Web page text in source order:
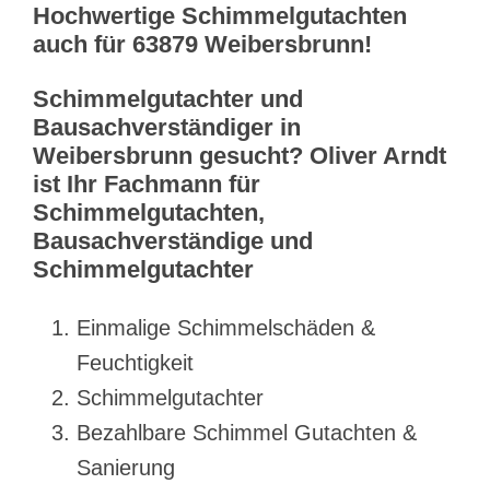
Hochwertige Schimmelgutachten
auch für 63879 Weibersbrunn!
Schimmelgutachter und
Bausachverständiger in
Weibersbrunn gesucht? Oliver Arndt
ist Ihr Fachmann für
Schimmelgutachten,
Bausachverständige und
Schimmelgutachter
Einmalige Schimmelschäden &
Feuchtigkeit
Schimmelgutachter
Bezahlbare Schimmel Gutachten &
Sanierung